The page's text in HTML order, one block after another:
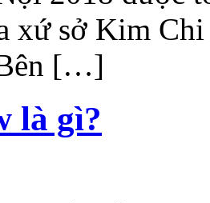
xứ sở Kim
[…]
là gì?